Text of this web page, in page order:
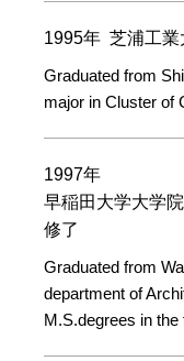
1995年 芝浦工業
Graduated from
major in Cluster of
1997年
早稲田大学大学
修了
Graduated from
department of
M.S.degrees in the